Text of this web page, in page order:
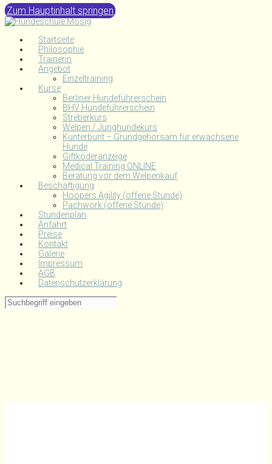
Zum Hauptinhalt springen
Startseite
Philosophie
Trainerin
Angebot
Einzeltraining
Kurse
Berliner Hundeführerschein
BHV Hundeführerschein
Streberkurs
Welpen / Junghundekurs
Kunterbunt – Grundgehorsam für erwachsene
Hunde
Giftköderanzeige
Medical Training ONLINE
Beratung vor dem Welpenkauf
Beschäftigung
Hoopers Agility (offene Stunde)
Pachwork (offene Stunde)
Stundenplan
Anfahrt
Preise
Kontakt
Galerie
Impressum
AGB
Datenschutzerklärung